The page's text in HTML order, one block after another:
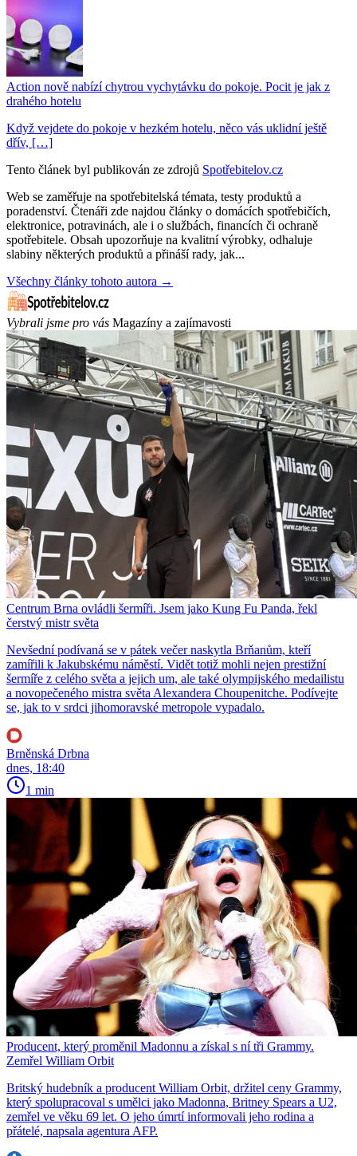
Action nově nabízí chytrou vychytávku do pokoje. Pocit je jak z
drahého hotelu
Když vejdete do pokoje v hezkém hotelu, něco vás uklidní ještě
dřív, […]
Tento článek byl publikován ze zdrojů Spotřebitelov.cz
Web se zaměřuje na spotřebitelská témata, testy produktů a
poradenství. Čtenáři zde najdou články o domácích spotřebičích,
elektronice, potravinách, ale i o službách, financích či ochraně
spotřebitele. Obsah upozorňuje na kvalitní výrobky, odhaluje
slabiny některých produktů a přináší rady, jak...
Všechny články tohoto autora →
Vybrali jsme pro vás Magazíny a zajímavosti
Centrum Brna ovládli šermíři. Jsem jako Kung Fu Panda, řekl
čerstvý mistr světa
Nevšední podívaná se v pátek večer naskytla Brňanům, kteří
zamířili k Jakubskému náměstí. Vidět totiž mohli nejen prestižní
šermíře z celého světa a jejich um, ale také olympijského medailistu
a novopečeného mistra světa Alexandera Choupenitche. Podívejte
se, jak to v srdci jihomoravské metropole vypadalo.
Brněnská Drbna
dnes, 18:40
1 min
Producent, který proměnil Madonnu a získal s ní tři Grammy.
Zemřel William Orbit
Britský hudebník a producent William Orbit, držitel ceny Grammy,
který spolupracoval s umělci jako Madonna, Britney Spears a U2,
zemřel ve věku 69 let. O jeho úmrtí informovali jeho rodina a
přátelé, napsala agentura AFP.